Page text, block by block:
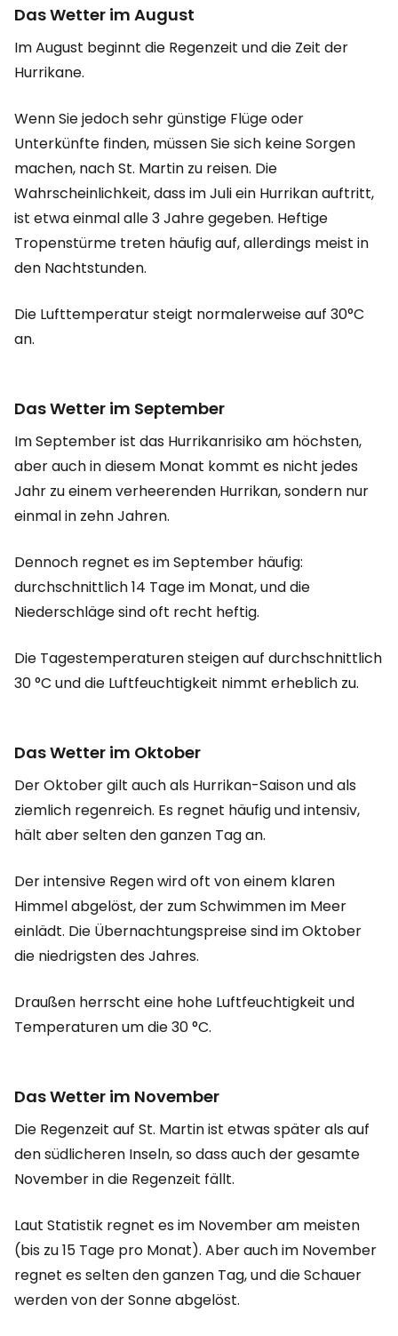
Das Wetter im August
Im August beginnt die Regenzeit und die Zeit der
Hurrikane.
Wenn Sie jedoch sehr günstige Flüge oder
Unterkünfte finden, müssen Sie sich keine Sorgen
machen, nach St. Martin zu reisen. Die
Wahrscheinlichkeit, dass im Juli ein Hurrikan auftritt,
ist etwa einmal alle 3 Jahre gegeben. Heftige
Tropenstürme treten häufig auf, allerdings meist in
den Nachtstunden.
Die Lufttemperatur steigt normalerweise auf 30°C
an.
Das Wetter im September
Im September ist das Hurrikanrisiko am höchsten,
aber auch in diesem Monat kommt es nicht jedes
Jahr zu einem verheerenden Hurrikan, sondern nur
einmal in zehn Jahren.
Dennoch regnet es im September häufig:
durchschnittlich 14 Tage im Monat, und die
Niederschläge sind oft recht heftig.
Die Tagestemperaturen steigen auf durchschnittlich
30 °C und die Luftfeuchtigkeit nimmt erheblich zu.
Das Wetter im Oktober
Der Oktober gilt auch als Hurrikan-Saison und als
ziemlich regenreich. Es regnet häufig und intensiv,
hält aber selten den ganzen Tag an.
Der intensive Regen wird oft von einem klaren
Himmel abgelöst, der zum Schwimmen im Meer
einlädt. Die Übernachtungspreise sind im Oktober
die niedrigsten des Jahres.
Draußen herrscht eine hohe Luftfeuchtigkeit und
Temperaturen um die 30 °C.
Das Wetter im November
Die Regenzeit auf St. Martin ist etwas später als auf
den südlicheren Inseln, so dass auch der gesamte
November in die Regenzeit fällt.
Laut Statistik regnet es im November am meisten
(bis zu 15 Tage pro Monat). Aber auch im November
regnet es selten den ganzen Tag, und die Schauer
werden von der Sonne abgelöst.